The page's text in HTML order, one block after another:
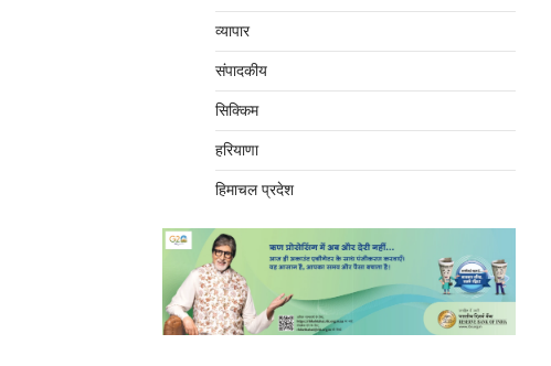
व्यापार
संपादकीय
सिक्किम
हरियाणा
हिमाचल प्रदेश